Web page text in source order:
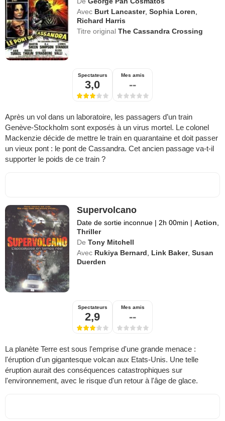
Avec Burt Lancaster,Sophia Loren
Richard Harris
Titre originalThe Cassandra Crossing
Spectateurs
3,0
Mes amis
--
Après un vol dans un laboratoire, les passagers d’un train
Genève-Stockholm sont exposés à un virus mortel. Le colonel
Mackenzie décide de mettre le train en quarantaine et doit passer
un vieux pont : le pont de Cassandra. Cet ancien passage va-t-il
supporter le poids de ce train ?
Supervolcano
Date de sortie inconnue | 2h 00min | Action
Thriller
De Tony Mitchell
Avec Rukiya Bernard Link Baker,Susan
Duerden
Spectateurs
2,9
Mes amis
--
La planète Terre est sous l'emprise d'une grande menace :
l'éruption d'un gigantesque volcan aux Etats-Unis. Une telle
éruption aurait des conséquences catastrophiques sur
l'environnement, avec le risque d'un retour à l'âge de glace.